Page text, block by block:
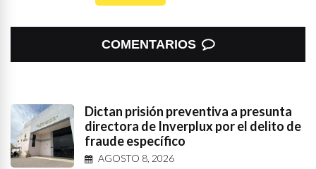
COMENTARIOS
Dictan prisión preventiva a presunta
directora de Inverplux por el delito de
fraude específico
AGOSTO 8, 2026